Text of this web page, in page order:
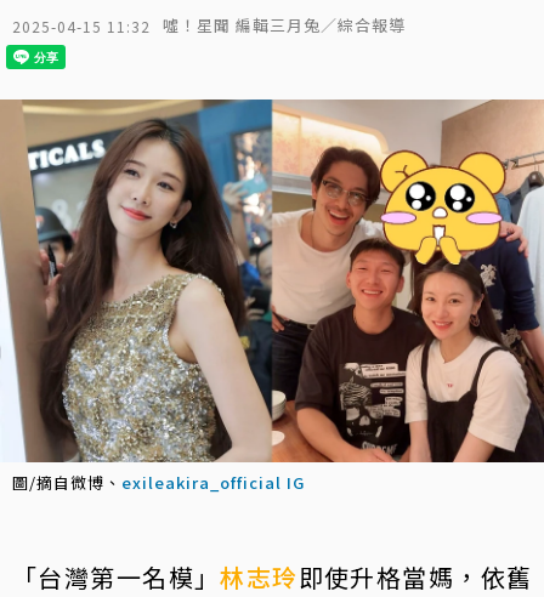
2025-04-15 11:32 噓！星聞 編輯三月兔／綜合報導
圖/摘自微博、 exileakira_official IG
「台灣第一名模」林志玲即使升格當媽，依舊